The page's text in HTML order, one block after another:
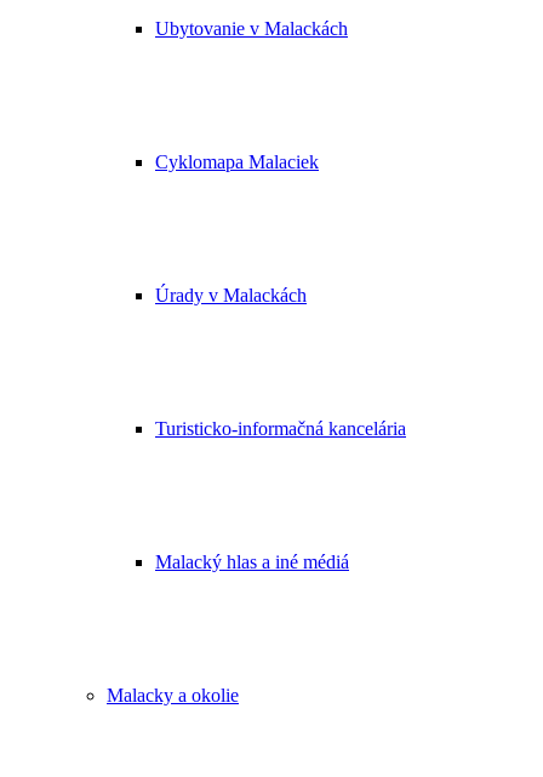
Ubytovanie v Malackách
Cyklomapa Malaciek
Úrady v Malackách
Turisticko-informačná kancelária
Malacký hlas a iné médiá
Malacky a okolie